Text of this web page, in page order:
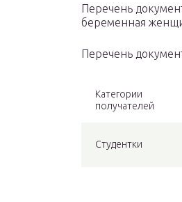
Перечень
беременная
Перечень
Категории
получателей
Студентки